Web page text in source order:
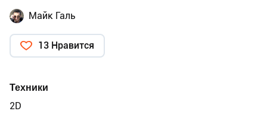
Майк Галь
13 Нравится
Техники
2D